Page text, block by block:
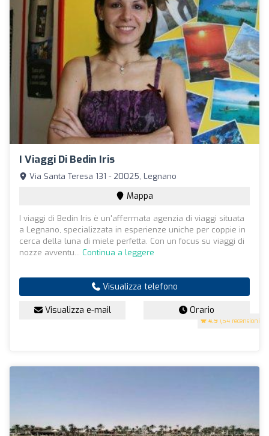
I Viaggi Di Bedin Iris
4.9 (54 recensioni)
Via Santa Teresa 131 - 20025, Legnano
Mappa
I viaggi di Bedin Iris è un'affermata agenzia di viaggi situata
a Legnano, specializzata in esperienze uniche per coppie in
cerca della luna di miele perfetta. Con un focus su viaggi di
nozze avventu... Continua a leggere
Visualizza telefono
Visualizza e-mail Orario